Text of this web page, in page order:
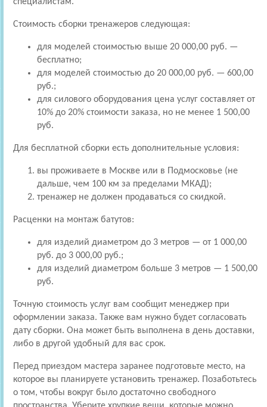
Стоимость сборки тренажеров следующая:
для моделей стоимостью выше 20 000,00 руб. —
бесплатно;
для моделей стоимостью до 20 000,00 руб. — 600,00
руб.;
для силового оборудования цена услуг составляет от
10% до 20% стоимости заказа, но не менее 1 500,00
руб.
Для бесплатной сборки есть дополнительные условия:
вы проживаете в Москве или в Подмосковье (не
дальше, чем 100 км за пределами МКАД);
тренажер не должен продаваться со скидкой.
Расценки на монтаж батутов:
для изделий диаметром до 3 метров — от 1 000,00
руб. до 3 000,00 руб.;
для изделий диаметром больше 3 метров — 1 500,00
руб.
Точную стоимость услуг вам сообщит менеджер при
оформлении заказа. Также вам нужно будет согласовать
дату сборки. Она может быть выполнена в день доставки,
либо в другой удобный для вас срок.
Перед приездом мастера заранее подготовьте место, на
которое вы планируете установить тренажер. Позаботьтесь
о том, чтобы вокруг было достаточно свободного